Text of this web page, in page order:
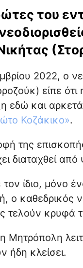
του
2022, ο
είπε ότι
εδώ και αρκετά
Κοζάκικο».
της
διαταχθεί
ίδιο, μόνο
ο καθεδρικός
τελούν κρυφά
Μητρόπολη
ήδη κλείσει.